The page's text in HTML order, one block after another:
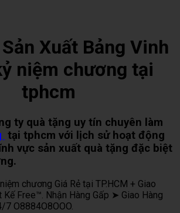
Xuất Bảng Vinh
niệm chương tại
tphcm
ty quà tặng uy tín chuyên làm
tại tphcm với lịch sử hoạt động
vực sản xuất quà tặng đặc biệt
chương Giá Rẻ tại TP.HCM + Giao
Kế Free™. Nhận Hàng Gấp ➤ Giao Hàng
7 O8884O8OOO.